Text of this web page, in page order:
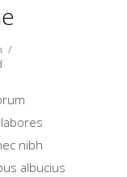
/
nibh
albucius